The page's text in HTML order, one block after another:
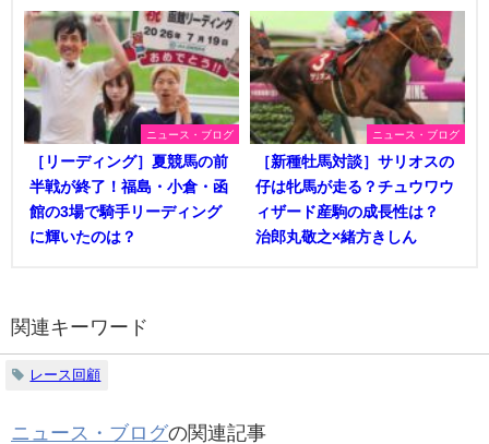
ニュース・ブログ
［リーディング］夏競馬の前
半戦が終了！福島・小倉・函
館の3場で騎手リーディング
に輝いたのは？
ニュース・ブログ
［新種牡馬対談］サリオスの
仔は牝馬が走る？チュウワウ
ィザード産駒の成長性は？
治郎丸敬之×緒方きしん
関連キーワード
レース回顧
ニュース・ブログの関連記事